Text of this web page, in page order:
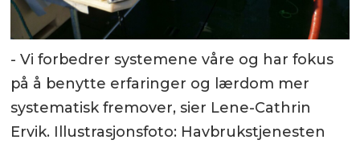
- Vi forbedrer systemene våre og har fokus
på å benytte erfaringer og lærdom mer
systematisk fremover, sier Lene-Cathrin
Ervik. Illustrasjonsfoto: Havbrukstjenesten